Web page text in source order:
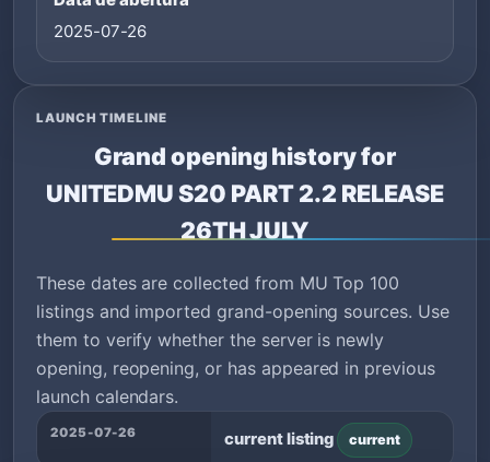
2025-07-26
LAUNCH TIMELINE
Grand opening history for
UNITEDMU S20 PART 2.2 RELEASE
26TH JULY
These dates are collected from MU Top 100
listings and imported grand-opening sources. Use
them to verify whether the server is newly
opening, reopening, or has appeared in previous
launch calendars.
2025-07-26 current listing current